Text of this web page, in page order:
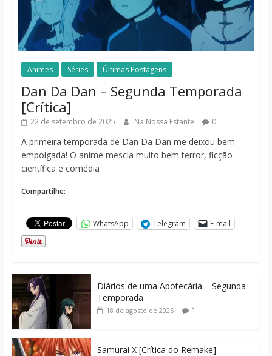
Animes Séries Últimas Postagens
Dan Da Dan – Segunda Temporada
[Crítica]
22 de setembro de 2025 Na Nossa Estante 0
A primeira temporada de Dan Da Dan me deixou bem
empolgada! O anime mescla muito bem terror, ficção
científica e comédia
Compartilhe:
WhatsApp Telegram E-mail
Diários de uma Apotecária – Segunda
Temporada
18 de agosto de 2025 1
Samurai X [Crítica do Remake]